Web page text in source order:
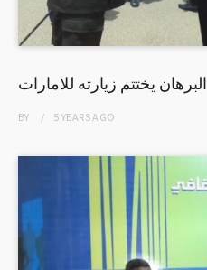
البرهان يختتم زيارته للامارات
BY 5 YEARSAGO